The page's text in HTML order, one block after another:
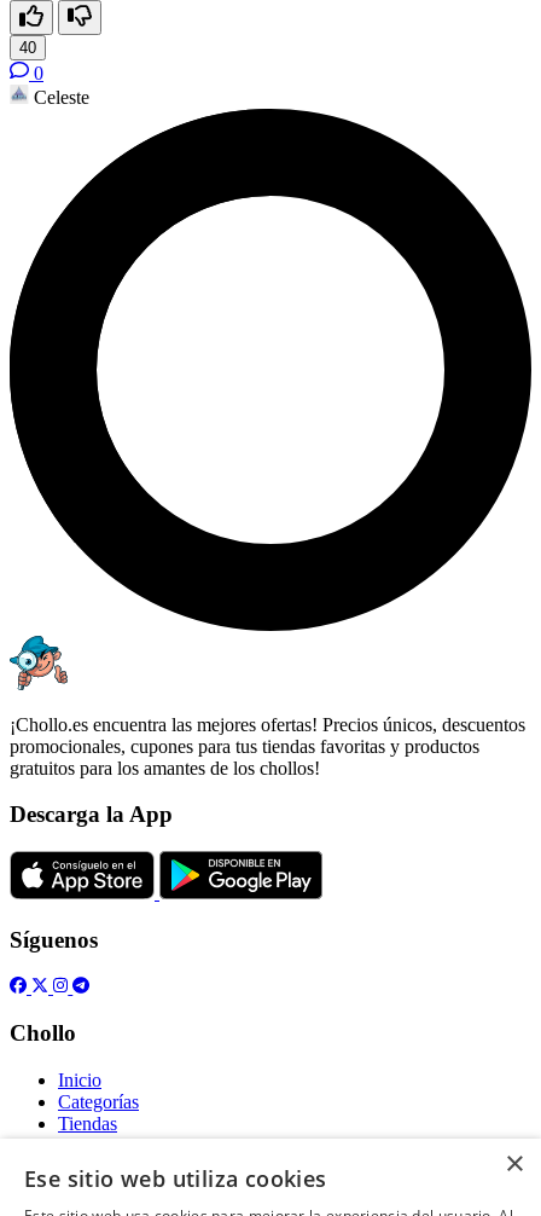
40
0
Celeste
¡Chollo.es encuentra las mejores ofertas! Precios únicos, descuentos
promocionales, cupones para tus tiendas favoritas y productos
gratuitos para los amantes de los chollos!
Descarga la App
Síguenos
Chollo
Inicio
Categorías
Tiendas
Gratis
Acerca de
×
Ese sitio web utiliza cookies